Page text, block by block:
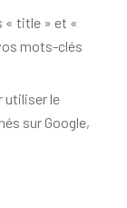
« title » et «
mots-clés
utiliser le
sur Google,